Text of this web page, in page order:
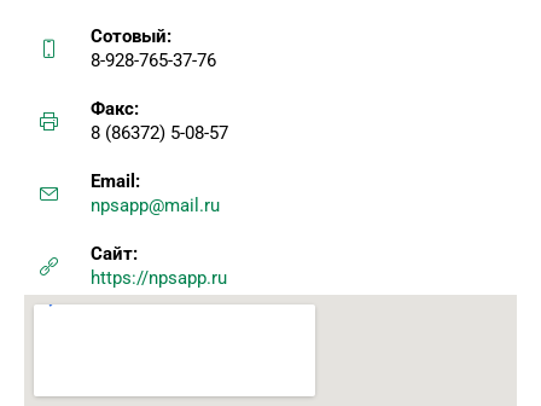
Сотовый:
8-928-765-37-76
Факс:
8 (86372) 5-08-57
Email:
npsapp@mail.ru
Сайт:
https://npsapp.ru